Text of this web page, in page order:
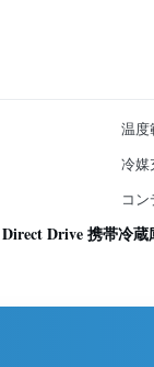
温度
冷媒
コ
Direct Drive 携帯冷蔵